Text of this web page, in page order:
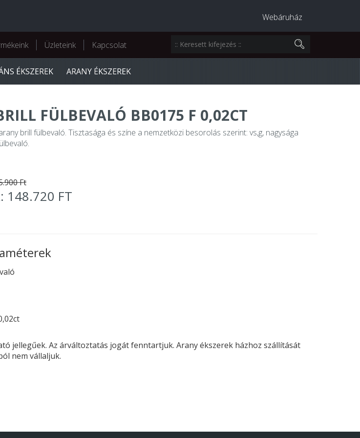
Webáruház
Üzleteink Kapcsolat
ÉKSZEREK ARANY ÉKSZEREK
FÜLBEVALÓ BB0175 F 0,02CT
brill fülbevaló. Tisztasága és színe a nemzetközi besorolás szerint: vs,g, nagysága
Ft
148.720 FT
jellegűek. Az árváltoztatás jogát fenntartjuk. Arany ékszerek házhoz szállítását
nem vállaljuk.